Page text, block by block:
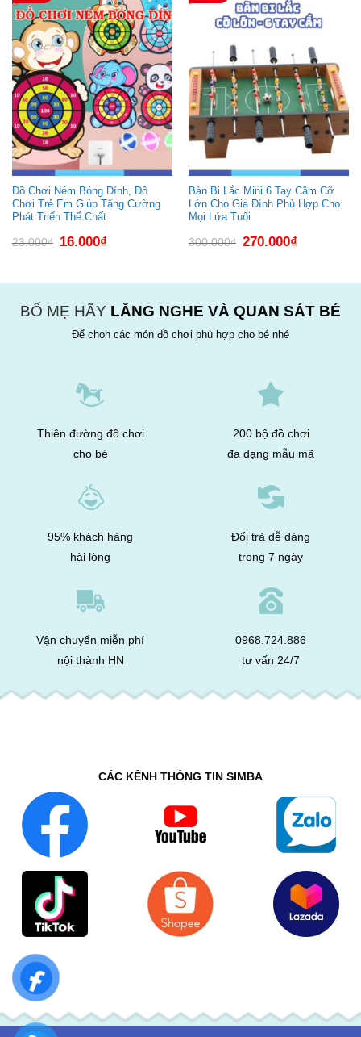
Đồ Chơi Ném Bóng Dính, Đồ
Chơi Trẻ Em Giúp Tăng Cường
Phát Triển Thể Chất
23.000₫
Giá
gốc
16.000₫Giá
hiện
Bàn Bi Lắc Mini 6 Tay Cầm Cỡ
Lớn Cho Gia Đình Phù Hợp Cho
Mọi Lứa Tuổi
300.000₫ Giá
gốc
270.000₫Giá
hiện
BỐ MẸ HÃY LẮNG NGHE VÀ QUAN SÁT BÉ
Để chọn các món đồ chơi phù hợp cho bé nhé
Thiên đường đồ chơi
cho bé
200 bộ đồ chơi
đa dạng mẫu mã
95% khách hàng
hài lòng
Đổi trả dễ dàng
trong 7 ngày
Vận chuyển miễn phí
nội thành HN
0968.724.886
tư vấn 24/7
CÁC KÊNH THÔNG TIN SIMBA